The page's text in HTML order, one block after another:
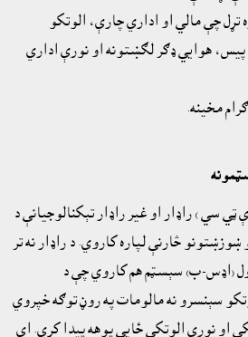
چې مالي او اداري چارې، الوتکو
پيس، هوايي ډګر لګښتونه او نورې اداري
مخينه.
سي ) راډار او غير راډار تېکنالوجيانې د
څارنې لپاره کاروي. د راډار نه تر
(اډس-ب) سېسټم هم کاروي چې د
سېنسرو نه مالومات په روڼ توګه خپروي
او نورې الوتکې ځايي پوهه پيدا کړي. اې